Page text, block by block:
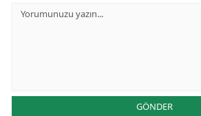
GÖNDER